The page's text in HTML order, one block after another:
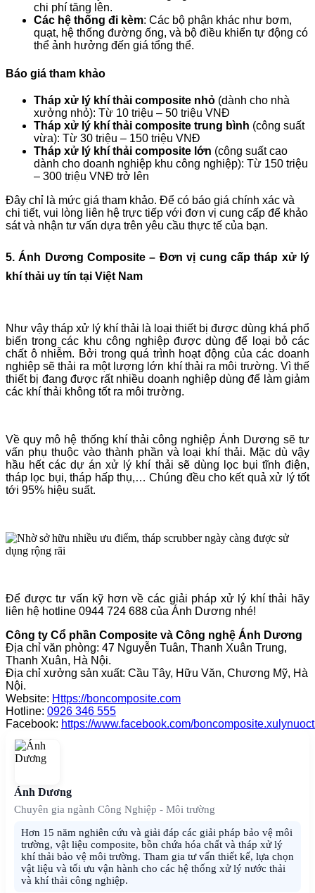
chi phí tăng lên.
Các hệ thống đi kèm: Các bộ phận khác như bơm,
quạt, hệ thống đường ống, và bộ điều khiển tự động có
thể ảnh hưởng đến giá tổng thể.
Báo giá tham khảo
Tháp xử lý khí thải composite nhỏ (dành cho nhà
xưởng nhỏ): Từ 10 triệu – 50 triệu VNĐ
Tháp xử lý khí thải composite trung bình (công suất
vừa): Từ 30 triệu – 150 triệu VNĐ
Tháp xử lý khí thải composite lớn (công suất cao
dành cho doanh nghiệp khu công nghiệp): Từ 150 triệu
– 300 triệu VNĐ trở lên
Đây chỉ là mức giá tham khảo. Để có báo giá chính xác và
chi tiết, vui lòng liên hệ trực tiếp với đơn vị cung cấp để khảo
sát và nhận tư vấn dựa trên yêu cầu thực tế của bạn.
5. Ánh Dương Composite – Đơn vị cung cấp tháp xử lý
khí thải uy tín tại Việt Nam
Như vậy tháp xử lý khí thải là loại thiết bị được dùng khá phổ
biến trong các khu công nghiệp được dùng để loại bỏ các
chất ô nhiễm. Bởi trong quá trình hoạt động của các doanh
nghiệp sẽ thải ra một lượng lớn khí thải ra môi trường. Vì thế
thiết bị đang được rất nhiều doanh nghiệp dùng để làm giảm
các khí thải không tốt ra môi trường.
Về quy mô hệ thống khí thải công nghiệp Ánh Dương sẽ tư
vấn phụ thuộc vào thành phần và loại khí thải. Mặc dù vậy
hầu hết các dự án xử lý khí thải sẽ dùng lọc bụi tĩnh điện,
tháp lọc bụi, tháp hấp thụ,…Chúng đều cho kết quả xử lý tốt
tới 95% hiệu suất.
Để được tư vấn kỹ hơn về các giải pháp xử lý khí thải hãy
liên hệ hotline 0944 724 688 của Ánh Dương nhé!
Công ty Cổ phần Composite và Công nghệ Ánh Dương
Địa chỉ văn phòng: 47 Nguyễn Tuân, Thanh Xuân Trung,
Thanh Xuân, Hà Nội.
Địa chỉ xưởng sản xuất: Cầu Tây, Hữu Văn, Chương Mỹ, Hà
Nội.
Website: Https://boncomposite.com
Hotline: 0926 346 555
Facebook: https://www.facebook.com/
Ánh Dương
Chuyên gia ngành Công Nghiệp - Môi trường
Hơn 15 năm nghiên cứu và giải đáp các giải pháp bảo vệ môi
trường, vật liệu composite, bồn chứa hóa chất và tháp xử lý
khí thải bảo vệ môi trường. Tham gia tư vấn thiết kế, lựa chọn
vật liệu và tối ưu vận hành cho các hệ thống xử lý nước thải
và khí thải công nghiệp.